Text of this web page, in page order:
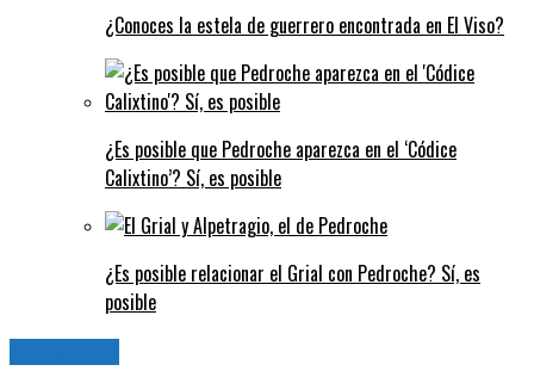
¿Conoces la estela de guerrero encontrada en El Viso?
¿Es posible que Pedroche aparezca en el ‘Códice
Calixtino’? Sí, es posible
¿Es posible relacionar el Grial con Pedroche? Sí, es
posible